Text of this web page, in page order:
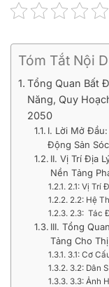
Tóm Tắt Nội
Tổng Quan Bất
Năng, Quy
2050
I. Lời Mở
Động Sản
II. Vị Trí Địa
Nền Tảng
2.1: Vị Trí
2.2: Hệ
2.3: Tác
III. Tổng
Tảng Cho
3.1: Cơ
3.2: Dân
3.3: Ảnh